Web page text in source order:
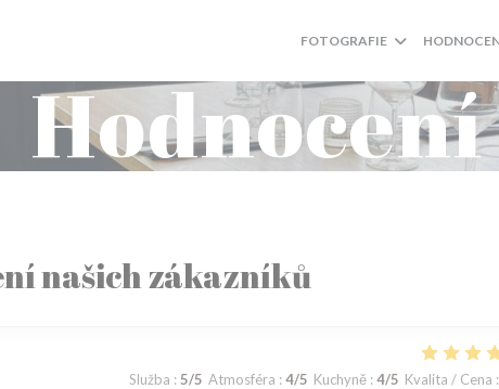
FOTOGRAFIE
Hodnocení
našich zákazníků
Služba : 5/5 Atmosféra : 4/5 Kuchyně: 4/5 Kvalita / Cena :